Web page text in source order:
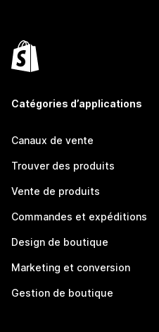
Catégories d’applications
Canaux de vente
Trouver des produits
Vente de produits
Commandes et expéditions
Design de boutique
Marketing et conversion
Gestion de boutique